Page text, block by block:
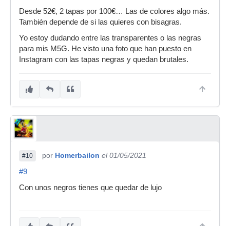
Desde 52€, 2 tapas por 100€… Las de colores algo más.
También depende de si las quieres con bisagras.
Yo estoy dudando entre las transparentes o las negras
para mis M5G. He visto una foto que han puesto en
Instagram con las tapas negras y quedan brutales.
#10 por Homerbailon el 01/05/2021
#9
Con unos negros tienes que quedar de lujo